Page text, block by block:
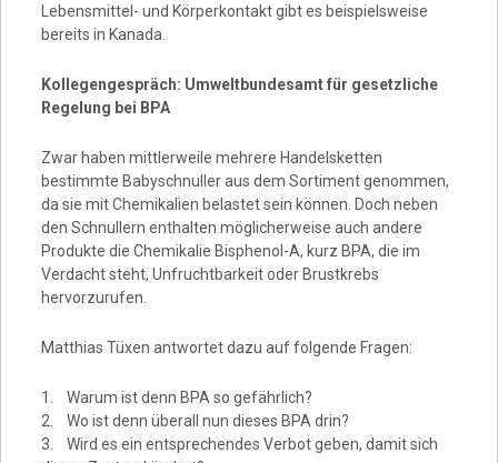
Lebensmittel- und Körperkontakt gibt es beispielsweise
bereits in Kanada.
Kollegengespräch: Umweltbundesamt für gesetzliche
Regelung bei BPA
Zwar haben mittlerweile mehrere Handelsketten
bestimmte Babyschnuller aus dem Sortiment genommen,
da sie mit Chemikalien belastet sein können. Doch neben
den Schnullern enthalten möglicherweise auch andere
Produkte die Chemikalie Bisphenol-A, kurz BPA, die im
Verdacht steht, Unfruchtbarkeit oder Brustkrebs
hervorzurufen.
Matthias Tüxen antwortet dazu auf folgende Fragen:
1. Warum ist denn BPA so gefährlich?
2. Wo ist denn überall nun dieses BPA drin?
3. Wird es ein entsprechendes Verbot geben, damit sich